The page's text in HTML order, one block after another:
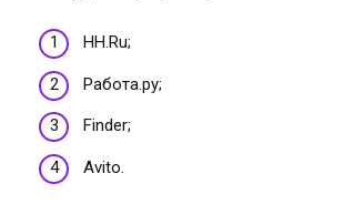
HH.Ru;
Работа.ру;
Finder;
Avito.